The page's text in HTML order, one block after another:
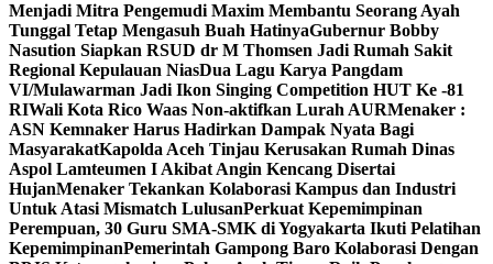
Menjadi Mitra Pengemudi Maxim Membantu Seorang Ayah
Tunggal Tetap Mengasuh Buah HatinyaGubernur Bobby
Nasution Siapkan RSUD dr M Thomsen Jadi Rumah Sakit
Regional Kepulauan NiasDua Lagu Karya Pangdam
VI/Mulawarman Jadi Ikon Singing Competition HUT Ke -81
RIWali Kota Rico Waas Non-aktifkan Lurah AURMenaker :
ASN Kemnaker Harus Hadirkan Dampak Nyata Bagi
MasyarakatKapolda Aceh Tinjau Kerusakan Rumah Dinas
Aspol Lamteumen I Akibat Angin Kencang Disertai
HujanMenaker Tekankan Kolaborasi Kampus dan Industri
Untuk Atasi Mismatch LulusanPerkuat Kepemimpinan
Perempuan, 30 Guru SMA-SMK di Yogyakarta Ikuti Pelatihan
KepemimpinanPemerintah Gampong Baro Kolaborasi Dengan